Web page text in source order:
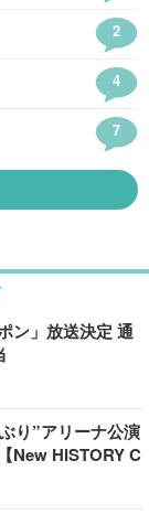
ン」放送決定 通
り”アリーナ公演
New HISTORY C